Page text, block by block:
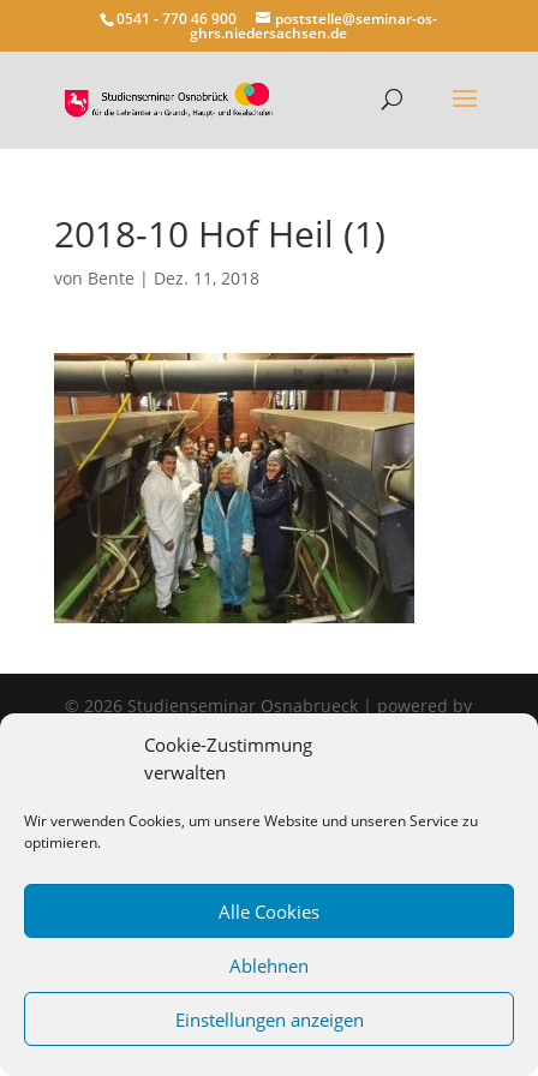
Cookie-Zustimmung
verwalten
Wir verwenden Cookies, um unsere Website und unseren Service zu
optimieren.
Alle Cookies
Ablehnen
Einstellungen anzeigen
0541 - 770 46 900 poststelle@seminar-os-
ghrs.niedersachsen.de
2018-10 Hof Heil (1)
von Bente | Dez. 11, 2018
© 2026 Studienseminar Osnabrueck | powered by
wordpress